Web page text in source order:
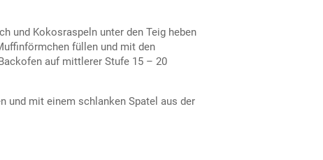
und Kokosraspeln unter den Teig heben
füllen und mit den
auf mittlerer Stufe 15 – 20
und mit einem schlanken Spatel aus der